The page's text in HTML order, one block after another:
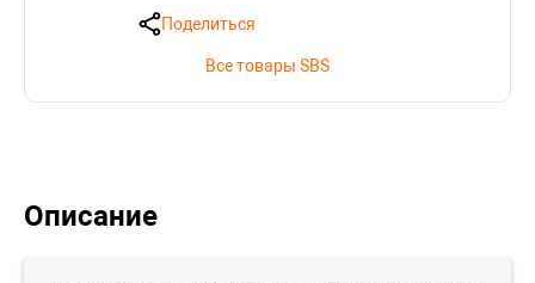
Поделиться
Все товары SBS
Описание